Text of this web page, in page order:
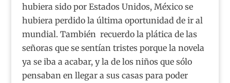
hubiera sido por Estados Unidos, México se
hubiera perdido la última oportunidad de ir al
mundial. También recuerdo la plática de las
señoras que se sentían tristes porque la novela
ya se iba a acabar, y la de los niños que sólo
pensaban en llegar a sus casas para poder